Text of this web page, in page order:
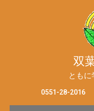
双
ともに
0551-28-2016